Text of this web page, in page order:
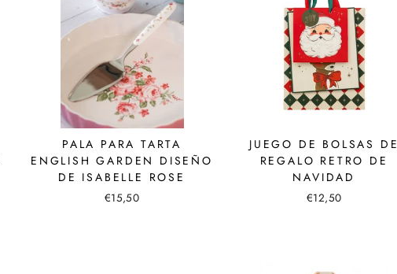
PALA PARA TARTA
ENGLISH GARDEN DISEÑO
DE ISABELLE ROSE
€15,50
JUEGO DE BOLSAS DE
REGALO RETRO DE
NAVIDAD
€12,50